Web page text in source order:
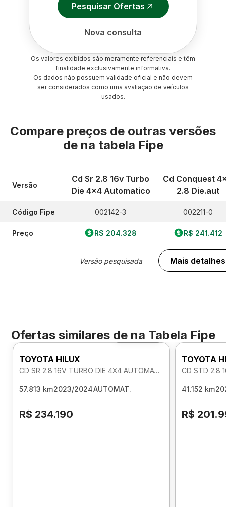
Pesquisar Ofertas
Nova consulta
Os valores exibidos são meramente referenciais e têm
finalidade exclusivamente informativa.
Os dados não possuem validade oficial e não devem
ser considerados como uma avaliação de veículos
usados.
Compare preços de outras versões
de na tabela Fipe
Versão
Código Fipe
Preço
Cd Sr 2.8 16v Turbo
Die 4x4 Automatico
002142-3
R$ 204.328
Versão pesquisada
Cd Conquest
2.8 Die.aut
002211-0
R$ 241.412
Mais detalhes
Ofertas similares de na Tabela Fipe
Foto 360º
TOYOTA HILUX
CD SR 2.8 16V TURBO DIE 4X4 AUTOMATICO
57.813 km2023/2024AUTOMAT.
R$ 234.190
TOYOTA
CD STD 2.8
41.152 km
R$